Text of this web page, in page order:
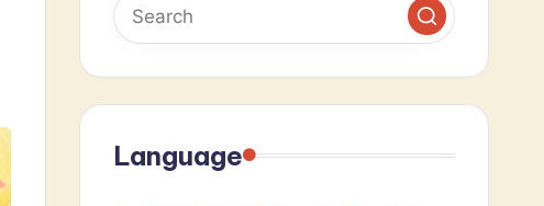
Language